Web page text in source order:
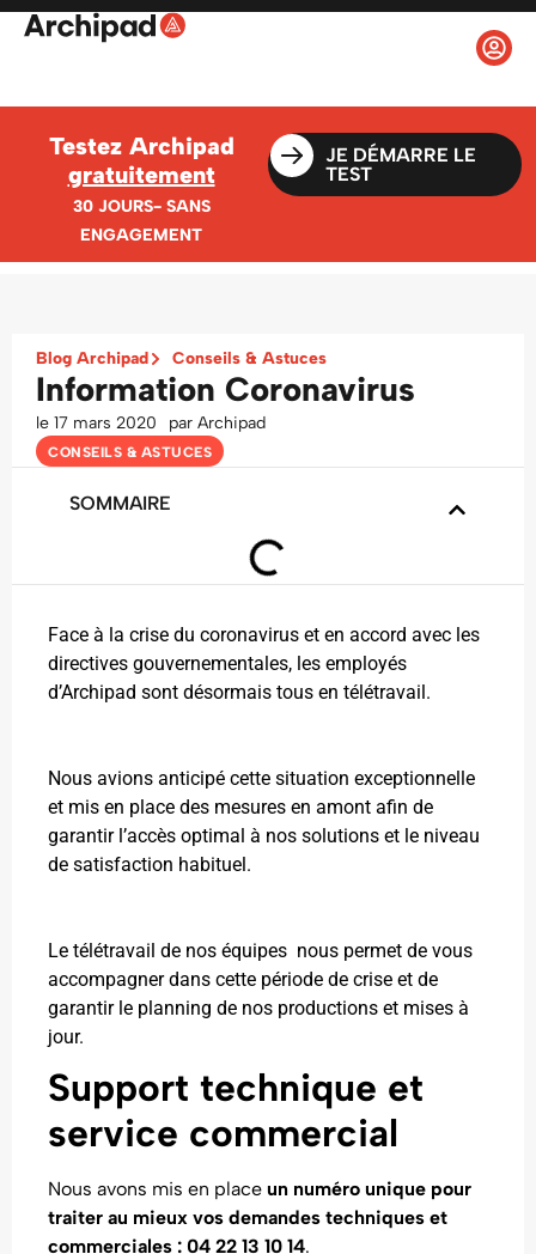
Testez Archipad
gratuitement
30 JOURS- SANS
ENGAGEMENT
JE DÉMARRE LE
TEST
Blog Archipad Conseils & Astuces
Information Coronavirus
le 17 mars 2020 par Archipad
CONSEILS & ASTUCES
SOMMAIRE
Face à la crise du coronavirus et en accord avec les
directives gouvernementales, les employés
d’Archipad sont désormais tous en télétravail.
Nous avions anticipé cette situation exceptionnelle
et mis en place des mesures en amont afin de
garantir l’accès optimal à nos solutions et le niveau
de satisfaction habituel.
Le télétravail de nos équipes nous permet de vous
accompagner dans cette période de crise et de
garantir le planning de nos productions et mises à
jour.
Support technique et
service commercial
Nous avons mis en place un numéro unique pour
traiter au mieux vos demandes techniques et
commerciales : 04 22 13 10 14.